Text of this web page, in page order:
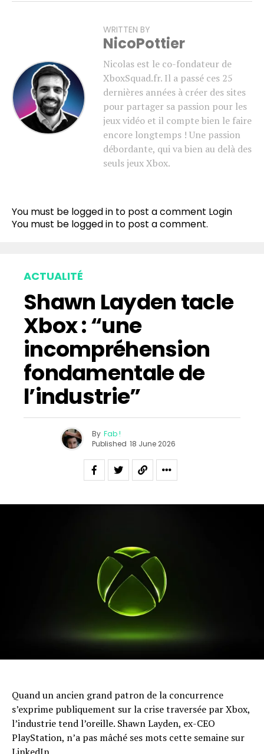
WRITTEN BY
NicoPottier
Nicolas est le co-fondateur de
XboxSquad.fr. Il a passé ces 25
dernières années à créer des sites
pour partager sa passion pour les
jeux vidéo et il compte bien le faire
encore longtemps ! Une passion
débordante, qui va bien au delà des
seuls jeux Xbox.
You must be logged in to post a comment Login
You must be logged in to post a comment.
ACTUALITÉ
Shawn Layden tacle
Xbox : “une
incompréhension
fondamentale de
l’industrie”
By Fab !
Published 18 June 2026
Quand un ancien grand patron de la concurrence
s’exprime publiquement sur la crise traversée par Xbox,
l’industrie tend l’oreille. Shawn Layden, ex-CEO
PlayStation, n’a pas mâché ses mots cette semaine sur